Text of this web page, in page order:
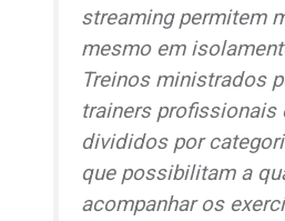
streamingpermitem
mesmo em
Treinos ministrados
trainersprofissionais
divididos por
que possibilitam a
acompanhar os